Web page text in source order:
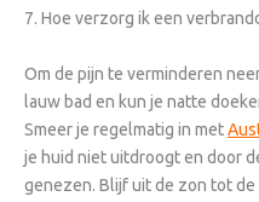
7. Hoe verzorg ik een
Om de pijn te verminderen
lauw bad en kun je natte
Smeer je regelmatig in met
je huid niet uitdroogt en door
genezen. Blijf uit de zon tot